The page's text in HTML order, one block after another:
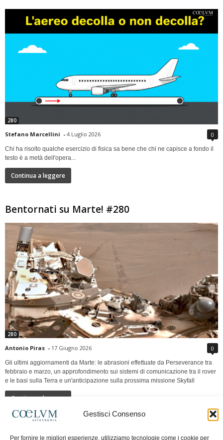
Gestisci Consenso
Per fornire le migliori esperienze, utilizziamo tecnologie come i cookie per
280
Stefano Marcellini - 4 Luglio 2026 0
Chi ha risolto qualche esercizio di fisica sa bene che chi ne capisce a fondo il
testo è a metà dell'opera...
Continua a leggere
Bentornati su Marte! #280
280
Antonio Piras - 17 Giugno 2026 0
Gli ultimi aggiornamenti da Marte: le abrasioni effettuate da Perseverance tra
febbraio e marzo, un approfondimento sui sistemi di comunicazione tra il rover
e le basi sulla Terra e un'anticipazione sulla prossima missione Skyfall
Continua a leggere